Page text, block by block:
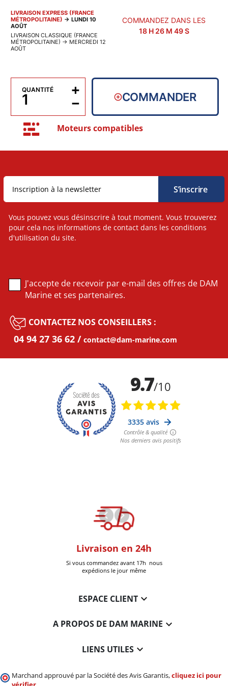
LIVRAISON EXPRESS (FRANCE
MÉTROPOLITAINE) → LUNDI 10
AOÛT
LIVRAISON CLASSIQUE (FRANCE
MÉTROPOLITAINE) → MERCREDI 12
AOÛT
COMMANDEZ DANS LES
18H 26M 49S
QUANTITÉ
−
+ COMMANDER
Moteurs compatibles
Livraison en 24h
Si vous commandez avant 17h nous
expédions le jour même
Vous pouvez vous désinscrire à tout moment. Vous trouverez
pour cela nos informations de contact dans les conditions
d'utilisation du site.
J'accepte de recevoir par e-mail des offres de DAM
Marine et ses partenaires.
CONTACTEZ NOS CONSEILLERS :
04 94 27 36 62 contact@dam-marine.com
ESPACE CLIENT
A PROPOS DE DAM MARINE 
LIENS UTILES 
Marchand approuvé par la Société des Avis Garantis,cliquez ici pour